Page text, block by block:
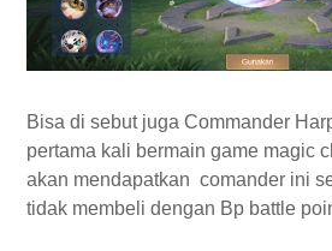
Bisa di sebut juga Commander
pertama kali bermain game magic
akan mendapatkan comander ini
tidak membeli dengan Bp battle